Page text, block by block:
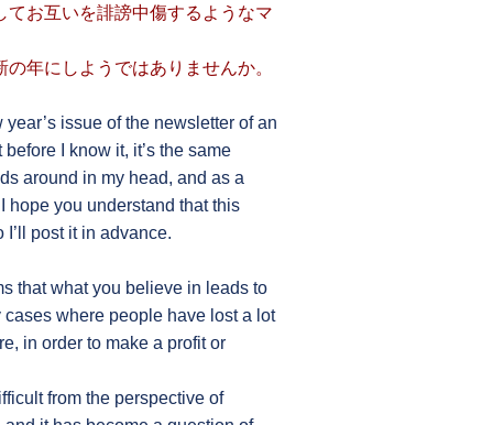
お互いを誹謗中傷するようなマ
年にしようではありませんか。
issue of the newsletter of an
I know it, it’s the same
around in my head, and as a
hope you understand that this
post it in advance.
that what you believe in leads to
where people have lost a lot
in order to make a profit or
from the perspective of